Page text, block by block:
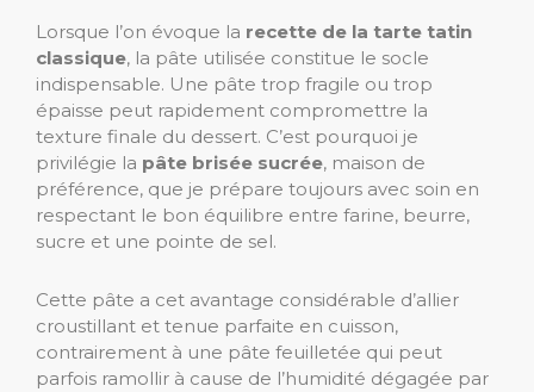
Lorsque l’on évoque la recette de la tarte tatin
classique, la pâte utilisée constitue le socle
indispensable. Une pâte trop fragile ou trop
épaisse peut rapidement compromettre la
texture finale du dessert. C’est pourquoi je
privilégie la pâte brisée sucrée, maison de
préférence, que je prépare toujours avec soin en
respectant le bon équilibre entre farine, beurre,
sucre et une pointe de sel.
Cette pâte a cet avantage considérable d’allier
croustillant et tenue parfaite en cuisson,
contrairement à une pâte feuilletée qui peut
parfois ramollir à cause de l’humidité dégagée par